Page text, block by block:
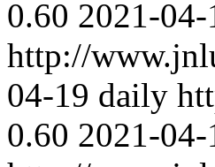
0.60 2021-04-
http://
04-19 daily
0.60 2021-04-